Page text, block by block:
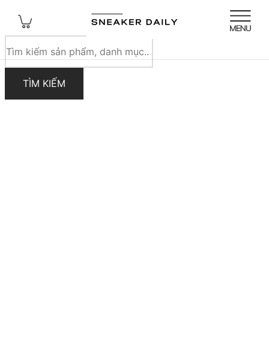
kiếm
TÌM KIẾM